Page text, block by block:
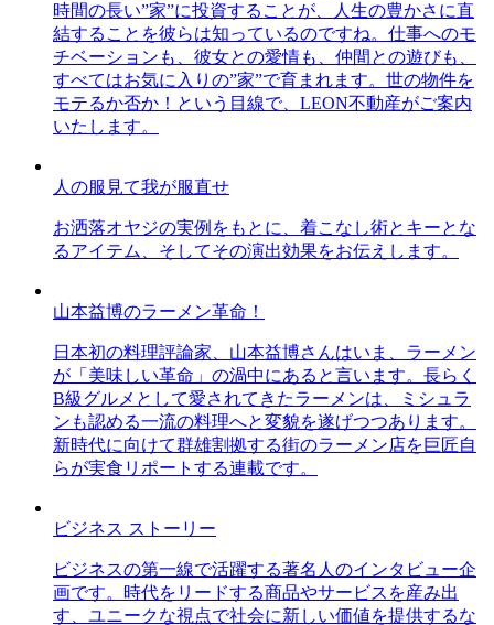
時間の長い”家”に投資することが、人生の豊かさに直
結することを彼らは知っているのですね。仕事へのモ
チベーションも、彼女との愛情も、仲間との遊びも、
すべてはお気に入りの”家”で育まれます。世の物件を
モテるか否か！という目線で、LEON不動産がご案内
いたします。
人の服見て我が服直せ
お洒落オヤジの実例をもとに、着こなし術とキーとな
るアイテム、そしてその演出効果をお伝えします。
山本益博のラーメン革命！
日本初の料理評論家、山本益博さんはいま、ラーメン
が「美味しい革命」の渦中にあると言います。長らく
B級グルメとして愛されてきたラーメンは、ミシュラ
ンも認める一流の料理へと変貌を遂げつつあります。
新時代に向けて群雄割拠する街のラーメン店を巨匠自
らが実食リポートする連載です。
ビジネス ストーリー
ビジネスの第一線で活躍する著名人のインタビュー企
画です。時代をリードする商品やサービスを産み出
す、ユニークな視点で社会に新しい価値を提供するな